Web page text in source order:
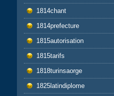
1814chant
1814prefecture
1815autorisation
1815tarifs
1818turinsaorge
1825latindiplome